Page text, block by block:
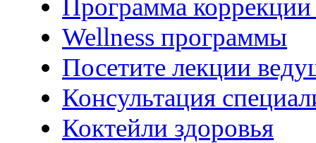
Программа коррекции
Wellness программы
Посетите лекции
Консультация
Коктейли здоровья